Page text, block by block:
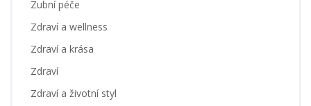
Zubní péče
Zdraví a wellness
Zdraví a krása
Zdraví
Zdraví a životní styl